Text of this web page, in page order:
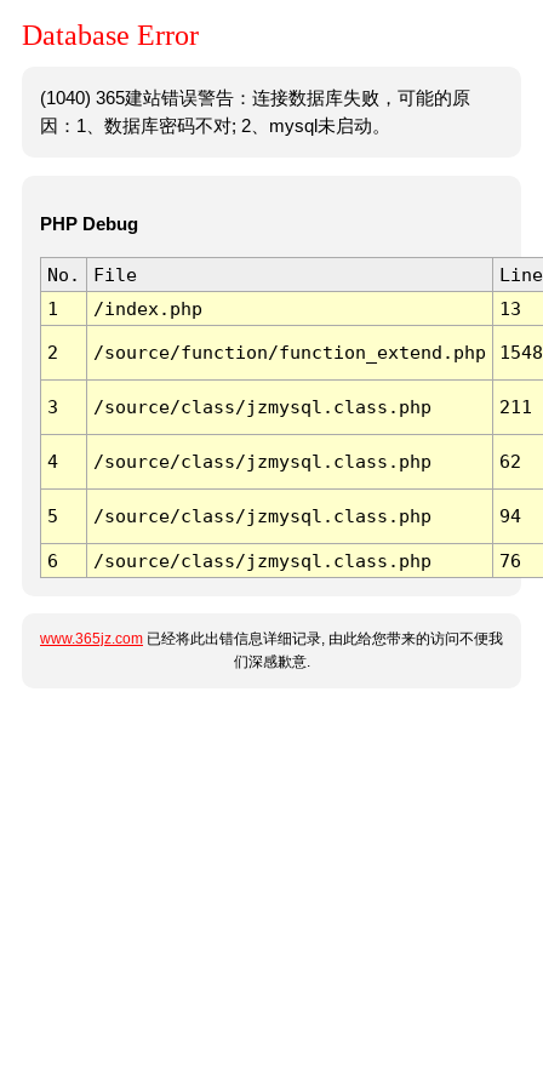
Database Error
(1040) 365建站错误警告：连接数据库失败，可能的原
因：1、数据库密码不对; 2、mysql未启动。
PHP Debug
No. File
Line
1
/index.php 13
2 /source/function/function_extend.php 1548
3 /source/class/jzmysql.class.php 211
4 /source/class/jzmysql.class.php 62
5 /source/class/jzmysql.class.php 94
6 /source/class/jzmysql.class.php 76
www.365jz.com 已经将此出错信息详细记录, 由此给您带来的访问不便我
们深感歉意.